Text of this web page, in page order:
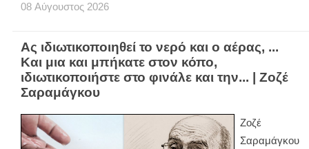
08 Αύγουστος 2026
Ας ιδιωτικοποιηθεί το νερό και ο αέρας, ...
Και μια και μπήκατε στον κόπο,
ιδιωτικοποιήστε στο φινάλε και την... | Ζοζέ
Σαραμάγκου
Ζοζέ
Σαραμάγκου